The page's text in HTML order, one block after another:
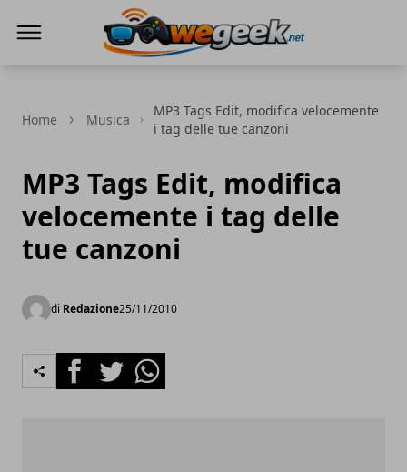
Home Musica
MP3 Tags Edit, modifica velocemente
i tag delle tue canzoni
MP3 Tags Edit, modifica
velocemente i tag delle
tue canzoni
di Redazione25/11/2010
FacebookTwitterWhatsapp